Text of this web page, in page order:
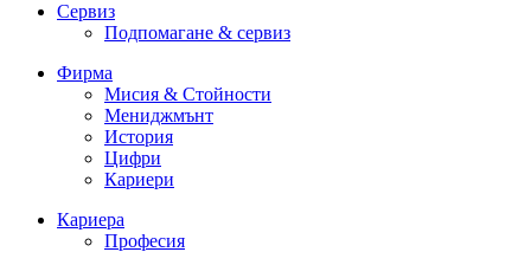
Сервиз
Подпомагане & сервиз
Фирма
Мисия & Стойности
Мениджмънт
История
Цифри
Кариери
Кариера
Професия